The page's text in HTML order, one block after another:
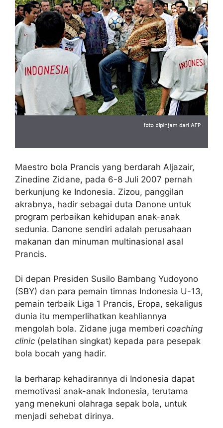
Maestro bola Prancis yang berdarah Aljazair,
Zinedine Zidane, pada 6-8 Juli 2007 pernah
berkunjung ke Indonesia. Zizou, panggilan
akrabnya, hadir sebagai duta Danone untuk
program perbaikan kehidupan anak-anak
sedunia. Danone sendiri adalah perusahaan
makanan dan minuman multinasional asal
Prancis.
Di depan Presiden Susilo Bambang Yudoyono
(SBY) dan para pemain timnas Indonesia U-13,
pemain terbaik Liga 1 Prancis, Eropa, sekaligus
dunia itu memperlihatkan keahliannya
mengolah bola. Zidane juga memberi coaching
clinic (pelatihan singkat) kepada para pesepak
bola bocah yang hadir.
Ia berharap kehadirannya di Indonesia dapat
memotivasi anak-anak Indonesia, terutama
yang menekuni olahraga sepak bola, untuk
menjadi sehebat dirinya.